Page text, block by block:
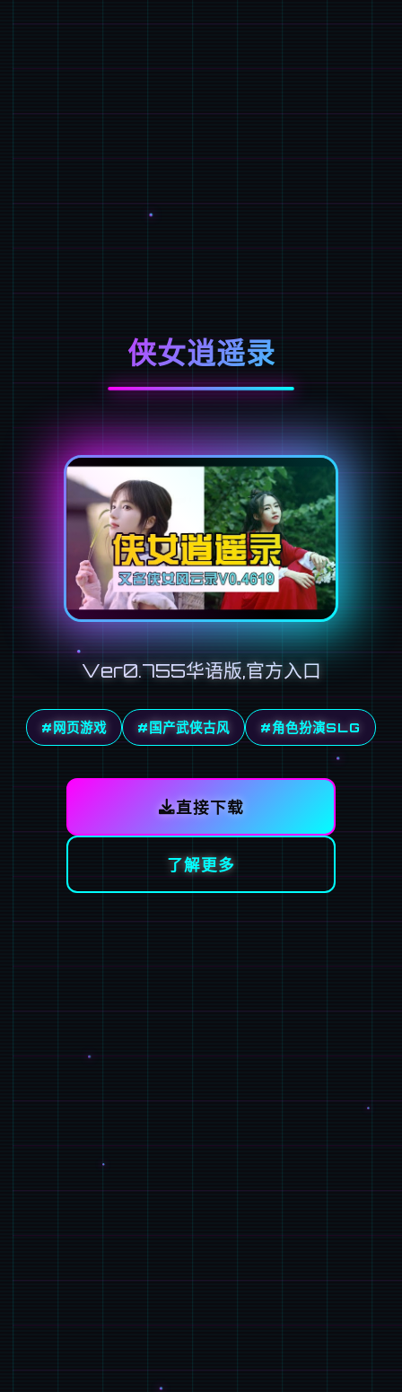
侠女逍遥录
Ver0.755华语版,官方入口
#网页游戏 #国产武侠古风 #角色扮演SLG
直接下载
了解更多